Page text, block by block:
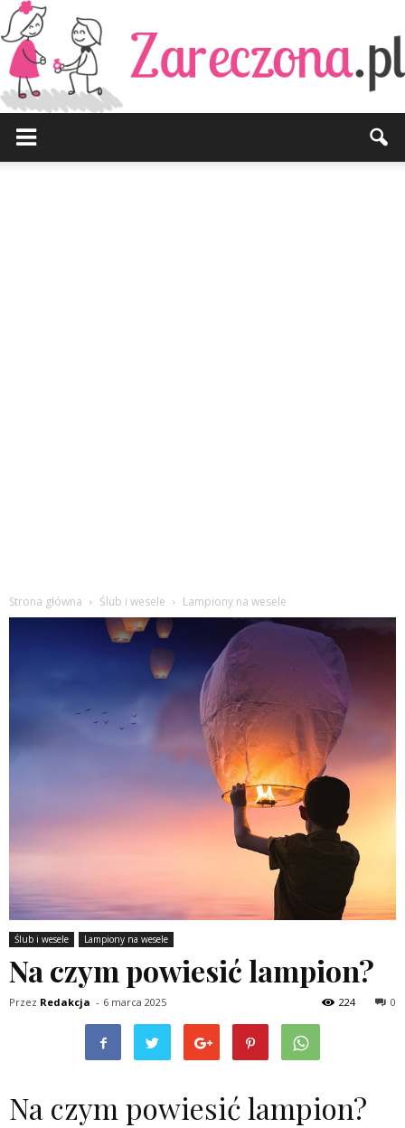
Strona główna Ślub i wesele Lampiony na wesele
Ślub i wesele Lampiony na wesele
Na czym powiesić lampion?
Przez Redakcja - 6 marca 2025 0
224
Na czym powiesić lampion?